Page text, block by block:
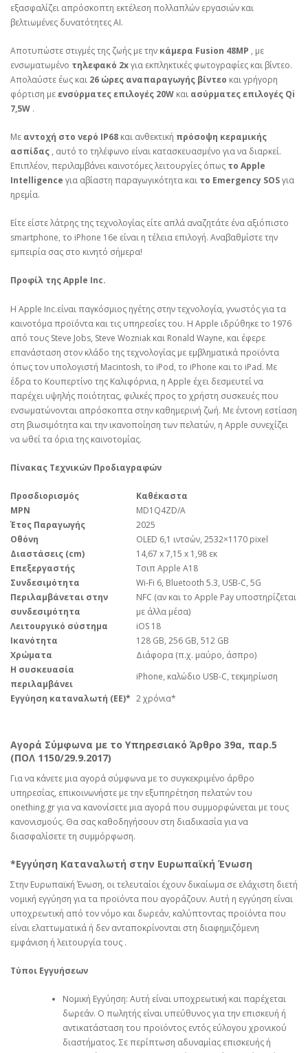
εξασφαλίζει απρόσκοπτη εκτέλεση πολλαπλών εργασιών και
βελτιωμένες δυνατότητες AI.
Αποτυπώστε στιγμές της ζωής με την κάμερα Fusion 48MP , με
ενσωματωμένο τηλεφακό 2xγια εκπληκτικές φωτογραφίες και βίντεο.
Απολαύστε έως και 26 ώρες αναπαραγωγής βίντεο και γρήγορη
φόρτιση μεενσύρματες επιλογές 20W και ασύρματες επιλογές Qi
7,5W .
Με αντοχή στο νερό IP68 και ανθεκτική πρόσοψη κεραμικής
ασπίδας , αυτό το τηλέφωνο είναι κατασκευασμένο για να διαρκεί.
Επιπλέον, περιλαμβάνει καινοτόμες λειτουργίες όπως το Apple
Intelligence για αβίαστη παραγωγικότητα και το Emergency SOSγια
ηρεμία.
Είτε είστε λάτρης της τεχνολογίας είτε απλά αναζητάτε ένα αξιόπιστο
smartphone, το iPhone 16e είναι η τέλεια επιλογή. Αναβαθμίστε την
εμπειρία σας στο κινητό σήμερα!
Προφίλ της Apple Inc.
Η Apple Inc.είναι παγκόσμιος ηγέτης στην τεχνολογία, γνωστός για τα
καινοτόμα προϊόντα και τις υπηρεσίες του. Η Apple ιδρύθηκε το 1976
από τους Steve Jobs, Steve Wozniak και Ronald Wayne, και έφερε
επανάσταση στον κλάδο της τεχνολογίας με εμβληματικά προϊόντα
όπως τον υπολογιστή Macintosh, το iPod, το iPhone και το iPad. Με
έδρα το Κουπερτίνο της Καλιφόρνια, η Apple έχει δεσμευτεί να
παρέχει υψηλής ποιότητας, φιλικές προς το χρήστη συσκευές που
ενσωματώνονται απρόσκοπτα στην καθημερινή ζωή. Με έντονη εστίαση
στη βιωσιμότητα και την ικανοποίηση των πελατών, η Apple συνεχίζει
να ωθεί τα όρια της καινοτομίας.
Πίνακας Τεχνικών Προδιαγραφών
Προσδιορισμός
Καθέκαστα
MPN
MD1Q4ZD/A
Έτος Παραγωγής
2025
Οθόνη
OLED 6,1 ιντσών, 2532×1170 pixel
Διαστάσεις (cm)
14,67 x 7,15 x 1,98 εκ
Επεξεργαστής
Τσιπ Apple A18
Συνδεσιμότητα
Wi-Fi 6, Bluetooth 5.3, USB-C, 5G
Περιλαμβάνεται στην
συνδεσιμότητα
NFC (αν και το Apple Pay υποστηρίζεται
με άλλα μέσα)
Λειτουργικό σύστημα
iOS 18
Ικανότητα
128 GB, 256 GB, 512 GB
Χρώματα
Διάφορα (π.χ. μαύρο, άσπρο)
Η συσκευασία
περιλαμβάνει
iPhone, καλώδιο USB-C, τεκμηρίωση
Εγγύηση καταναλωτή (ΕΕ)* 2 χρόνια*
Αγορά Σύμφωνα με το Υπηρεσιακό Άρθρο 39α, παρ.5
(ΠΟΛ 1150/29.9.2017)
Για να κάνετε μια αγορά σύμφωνα με το συγκεκριμένο άρθρο
υπηρεσίας, επικοινωνήστε με την εξυπηρέτηση πελατών του
onething.gr για να κανονίσετε μια αγορά που συμμορφώνεται με τους
κανονισμούς. Θα σας καθοδηγήσουν στη διαδικασία για να
διασφαλίσετε τη συμμόρφωση.
*Εγγύηση Καταναλωτή στην Ευρωπαϊκή Ένωση
Στην Ευρωπαϊκή Ένωση, οι τελευταίοι έχουν δικαίωμα σε ελάχιστη διετή
νομική εγγύηση για τα προϊόντα που αγοράζουν. Αυτή η εγγύηση είναι
υποχρεωτική από τον νόμο και δωρεάν, καλύπτοντας προϊόντα που
είναι ελαττωματικά ή δεν ανταποκρίνονται στη διαφημιζόμενη
εμφάνιση ή λειτουργία τους .
Τύποι Εγγυήσεων
Νομική Εγγύηση: Αυτή είναι υποχρεωτική και παρέχεται
δωρεάν. Ο πωλητής είναι υπεύθυνος για την επισκευή ή
αντικατάσταση του προϊόντος εντός εύλογου χρονικού
διαστήματος. Σε περίπτωση αδυναμίας επισκευής ή